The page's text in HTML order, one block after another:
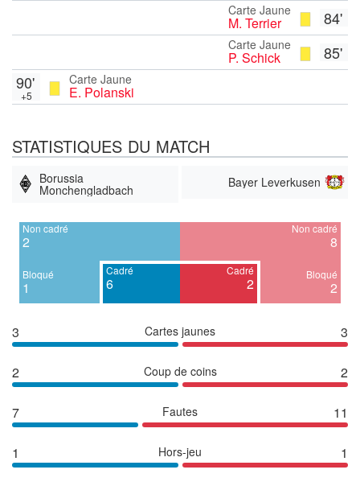
84'
Carte Jaune
M. Terrier
85'
Carte Jaune
P. Schick
Carte Jaune
E. Polanski
90'
+5
STATISTIQUES DU MATCH
Borussia
Monchengladbach Bayer Leverkusen
Non cadré
2
Bloqué
1
Cadré
6
Cadré
2
Non cadré
8
Bloqué
2
3 Cartes jaunes 3
2 Coup de coins 2
7 Fautes 11
1 Hors-jeu 1